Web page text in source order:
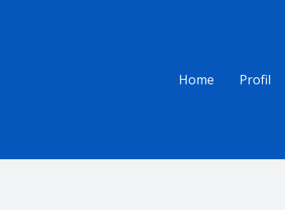
Home
Profil